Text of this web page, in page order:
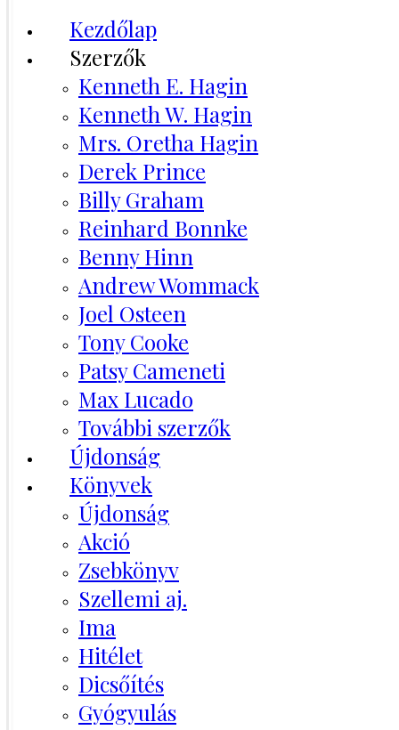
Kezdőlap
Szerzők
Kenneth E. Hagin
Kenneth W. Hagin
Mrs. Oretha Hagin
Derek Prince
Billy Graham
Reinhard Bonnke
Benny Hinn
Andrew Wommack
Joel Osteen
Tony Cooke
Patsy Cameneti
Max Lucado
További szerzők
Újdonság
Könyvek
Újdonság
Akció
Zsebkönyv
Szellemi aj.
Ima
Hitélet
Dicsőítés
Gyógyulás